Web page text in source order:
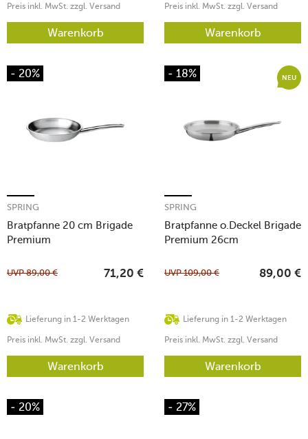
Preis inkl. MwSt. zzgl. Versand
Warenkorb
Preis inkl. MwSt. zzgl. Versand
Warenkorb
- 20%
Bratpfanne 20 cm Brigade
Premium
SPRING
Lieferung in 1-2 Werktagen
UVP89,00 € 71,20 €
Preis inkl. MwSt. zzgl. Versand
Warenkorb
- 18% NEU
Bratpfanne o.Deckel Brigade
Premium 26cm
SPRING
Lieferung in 1-2 Werktagen
UVP109,00 € 89,00 €
Preis inkl. MwSt. zzgl. Versand
Warenkorb
- 20% - 27%